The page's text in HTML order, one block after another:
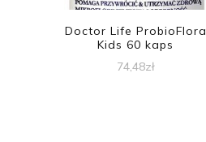
Doctor Life ProbioFlora
Kids 60 kaps
74,48zł